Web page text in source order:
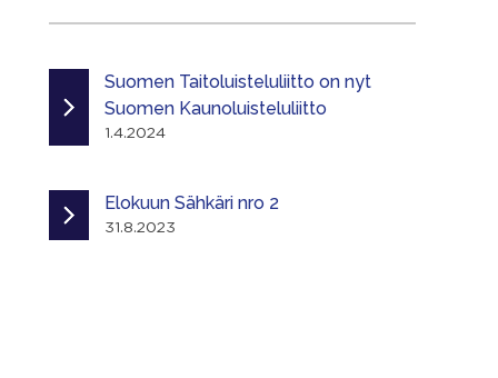
Suomen Taitoluisteluliitto on nyt
Suomen Kaunoluisteluliitto
1.4.2024
Elokuun Sähkäri nro 2
31.8.2023